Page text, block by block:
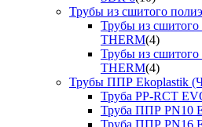
Трубы из сшитого
Трубы из
THERM(4)
Трубы из
THERM(4)
Трубы ППР Ekoplastik
Труба PP-RCT
Труба ППР PN10